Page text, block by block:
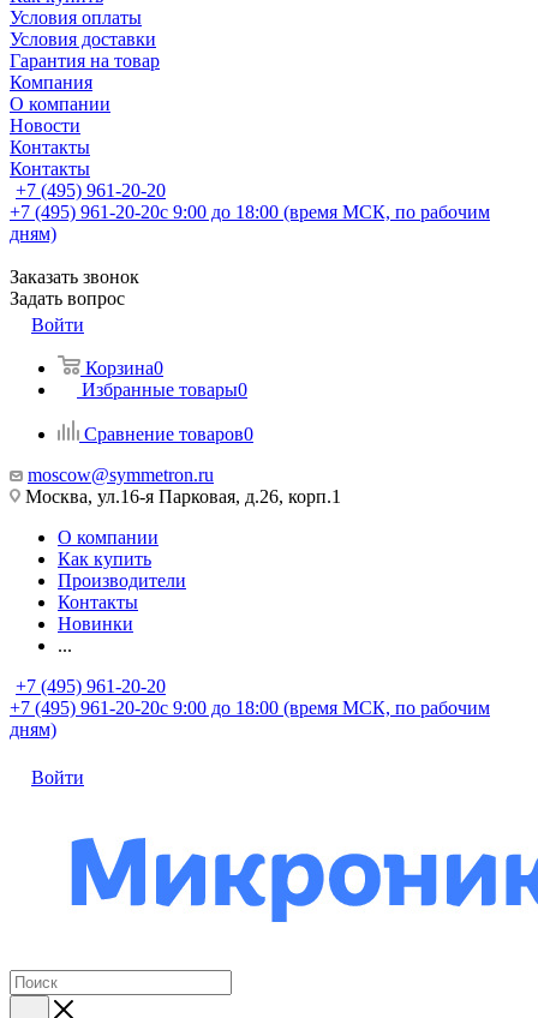
Условия оплаты
Условия доставки
Гарантия на товар
Компания
О компании
Новости
Контакты
Контакты
+7 (495) 961-20-20
+7 (495) 961-20-20с 9:00 до 18:00 (время МСК, по рабочим
дням)
Заказать звонок
Задать вопрос
Войти
Корзина0
Избранные товары0
Сравнение товаров0
moscow@symmetron.ru
Москва, ул.16-я Парковая, д.26, корп.1
О компании
Как купить
Производители
Контакты
Новинки
...
+7 (495) 961-20-20
+7 (495) 961-20-20с 9:00 до 18:00 (время МСК, по рабочим
дням)
Войти